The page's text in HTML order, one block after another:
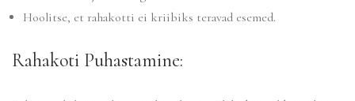
Hoolitse, et rahakotti ei kriibiks teravad esemed.
Rahakoti Puhastamine: